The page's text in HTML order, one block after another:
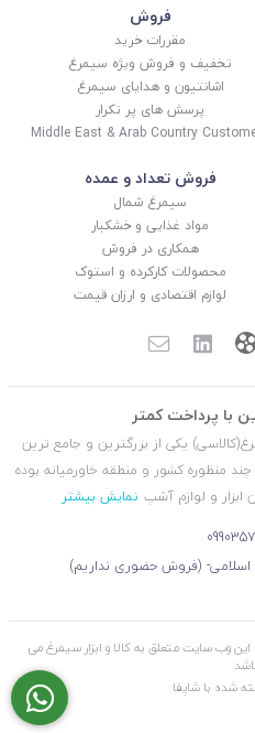
فروش
مقررات خرید
تخفیف و فروش ویژه سیمرغ
اشانتیون و هدایای سیمرغ
پرسش های پر تکرار
Middle East & Arab Country
فروش تعداد و عمده
سیمرغ شمال
مواد غذایی و خشکبار
همکاری در فروش
محصولات کارکرده و استوک
لوازم اقتصادی و ارزان قیمت
با پرداخت کمتر
یکی از بزرگترین و جامع ترین
منظوره کشور و منطقه خاورمیانه بوده
ابزار و لوازم آشپ نمایش بیشتر
اسلامی- (فروش حضوری نداریم)
وب سایت متعلق به کالا و ابزار سیمرغ می
شده با شاپفا